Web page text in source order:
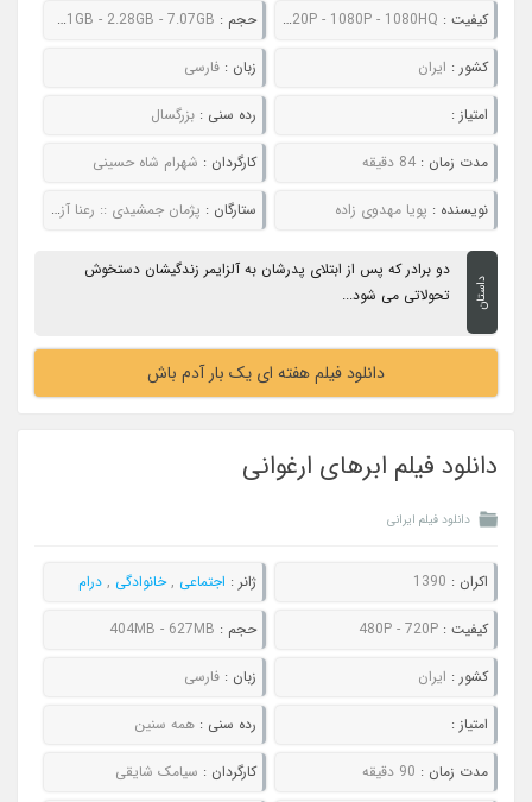
کیفیت : 480P - 720P - 1080P - 1080HQ حجم : 419MB - 705MB - 1.31GB - 2.28GB - 7.07GB
کشور : ایران زبان : فارسی
امتیاز : رده سنی : بزرگسال
مدت زمان :84 دقیقه کارگردان : شهرام شاه حسینی
نویسنده : پویا مهدوی زاده ستارگان : پژمان جمشیدی :: رعنا آزادی ور :: ساغر قناعت :: علیرضا استادی :: شیرین یزدان بخش
داستان
دو برادر که پس از ابتلای پدرشان به آلزایمر زندگیشان دستخوش
تحولاتی می شود...
دانلود فیلم هفته ای یک بار آدم باش
دانلود فیلم ابرهای ارغوانی
دانلود فیلم ایرانی
اکران : 1390 ژانر : اجتماعی ,خانوادگی , درام
کیفیت :480P - 720P حجم : 404MB - 627MB
کشور : ایران زبان : فارسی
امتیاز : رده سنی : همه سنین
مدت زمان : 90 دقیقه کارگردان : سیامک شایقی